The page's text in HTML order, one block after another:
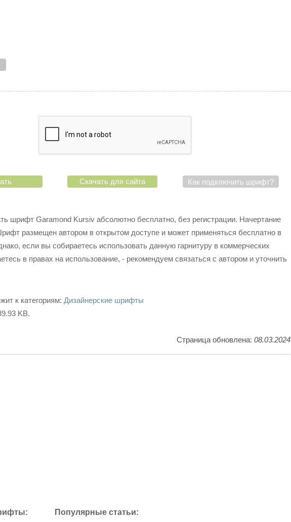
Скачать для сайта Как подключить шрифт?
шрифт Garamond Kursiv абсолютно бесплатно, без регистрации. Начертание
размещен автором в открытом доступе и может применяться бесплатно в
если вы собираетесь использовать данную гарнитуру в коммерческих
в правах на использование, - рекомендуем связаться с автором и уточнить
к категориям: Дизайнерские шрифты
KB.
Страница обновлена: 08.03.2024
Популярные статьи: